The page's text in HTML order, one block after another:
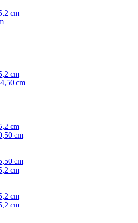
cm
cm
cm
cm
cm
cm
cm
cm
cm